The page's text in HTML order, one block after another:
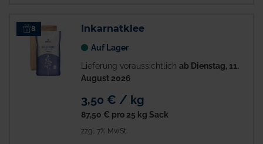
8 Inkarnatklee
Auf Lager
Lieferung voraussichtlich ab Dienstag, 11.
August 2026
3,50 € / kg
87,50 € pro 25 kg Sack
zzgl. 7% MwSt.